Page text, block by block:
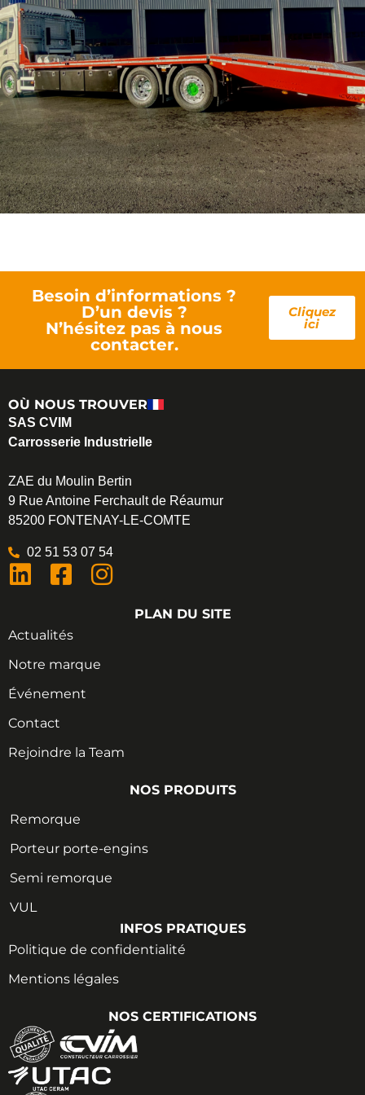
Besoin d’informations ?
D’un devis ?
N’hésitez pas à nous
contacter.
Cliquez
ici
OÙ NOUS TROUVER
SAS CVIM
Carrosserie Industrielle
ZAE du Moulin Bertin
9 Rue Antoine Ferchault de Réaumur
85200 FONTENAY-LE-COMTE
02 51 53 07 54
PLAN DU SITE
Actualités
Notre marque
Événement
Contact
Rejoindre la Team
NOS PRODUITS
Remorque
Porteur porte-engins
Semi remorque
VUL
INFOS PRATIQUES
Politique de confidentialité
Mentions légales
NOS CERTIFICATIONS